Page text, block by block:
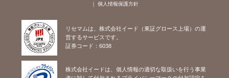
個人情報保護方針
リセマムは、株式会社イード（東証グロース上場）の運
営するサービスです。
証券コード：6038
株式会社イードは、個人情報の適切な取扱いを行う事業